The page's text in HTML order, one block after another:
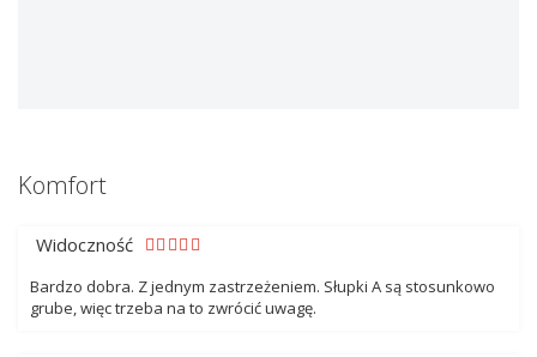
Komfort
Widoczność
Bardzo dobra. Z jednym zastrzeżeniem. Słupki A są stosunkowo
grube, więc trzeba na to zwrócić uwagę.